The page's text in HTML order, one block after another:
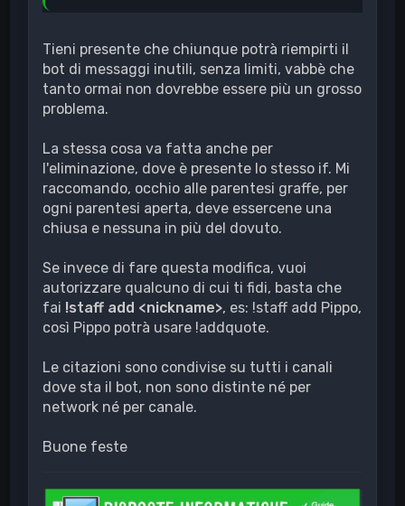
Tieni presente che chiunque potrà riempirti il
bot di messaggi inutili, senza limiti, vabbè che
tanto ormai non dovrebbe essere più un grosso
problema.
La stessa cosa va fatta anche per
l'eliminazione, dove è presente lo stesso if. Mi
raccomando, occhio alle parentesi graffe, per
ogni parentesi aperta, deve essercene una
chiusa e nessuna in più del dovuto.
Se invece di fare questa modifica, vuoi
autorizzare qualcuno di cui ti fidi, basta che
fai !staff add <nickname>, es: !staff add Pippo,
così Pippo potrà usare !addquote.
Le citazioni sono condivise su tutti i canali
dove sta il bot, non sono distinte né per
network né per canale.
Buone feste